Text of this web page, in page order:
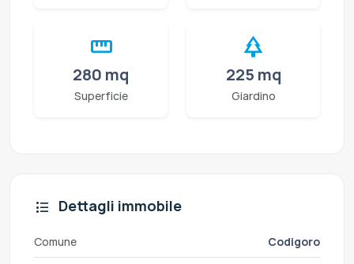
straighten
280 mq
Superficie
park
225 mq
Giardino
format_list_bulleted Dettagli immobile
Comune Codigoro